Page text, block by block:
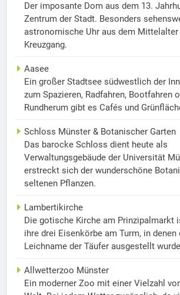
Der imposante Dom aus dem 13.
Zentrum der Stadt. Besonders
astronomische Uhr aus dem Mittelalter
Kreuzgang.
Aasee
Ein großer Stadtsee südwestlich der
zum Spazieren, Radfahren, Bootfahren
Rundherum gibt es Cafés und
Schloss Münster & Botanischer Garten
Das barocke Schloss dient heute als
Verwaltungsgebäude der Universität
erstreckt sich der wunderschöne
seltenen Pflanzen.
Lambertikirche
Die gotische Kirche am Prinzipalmarkt
ihre drei Eisenkörbe am Turm, in denen
Leichname der Täufer ausgestellt
Allwetterzoo Münster
Ein moderner Zoo mit einer Vielzahl